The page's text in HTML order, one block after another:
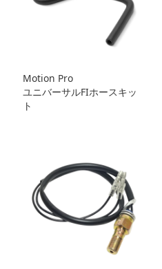
Motion Pro
ユニバーサルFIホースキッ
ト